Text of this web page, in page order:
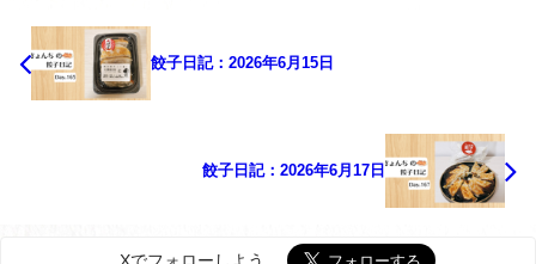
餃子日記：2026年6月15日
餃子日記：2026年6月17日
Xでフォローしよう